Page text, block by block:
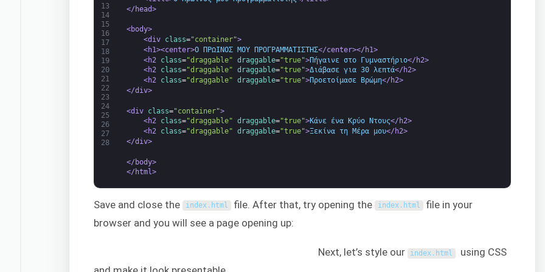
13
14
15
16
17
18
19
20
21
22
23
24
25
26
27
28
</head>
<body>
<div class="container">
<h1><center>Ο ΠΡΩΙΝΟΣ ΜΟΥ ΠΡΟΓΡΑΜΜΑΤΙΣΤΗΣ</center></h1>
<h2 class="draggable" draggable="true">Πήγαινε στο Γυμναστήριο</h2>
<h2 class="draggable" draggable="true">Διάβασε για 30 λεπτά</h2>
<h2 class="draggable" draggable="true">Προετοίμασε Βρώμη</h2>
</div>
<div class="container">
<h2 class="draggable" draggable="true">Κάνε ένα Κρύο Ντους</h2>
<h2 class="draggable" draggable="true">Ξεκίνα τη Μέρα μου</h2>
</div>
</body>
</html>
Save and close the index . html file. After that, try opening the index. html file in your
browser and you will see a page opening up:
Next, let’s style our index . html
using CSS